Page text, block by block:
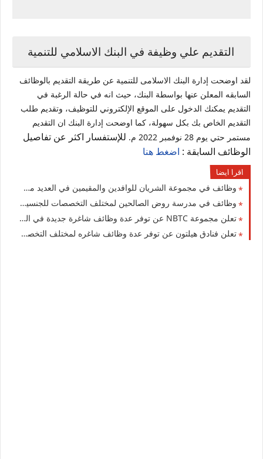
التقديم علي وظيفة في البنك الاسلامي للتنمية
لقد اوضحت إدارة البنك الاسلامى للتنمية عن طريقة التقديم بالوظائف
السابقه المعلن عنها بواسطة البنك، حيث انه في حالة الرغبة في
التقديم يمكنك الدخول على الموقع الإلكتروني للتوظيف، وتقديم طلب
التقديم الخاص بك بكل سهولة، كما اوضحت إدارة البنك ان التقديم
مستمر حتي يوم 28 نوفمبر 2022 م.
للإستفسار اكثر عن تفاصيل
الوظائف السابقة : اضغط هنا
اقرا ايضا
وظائف في مجموعة الشريان للوافدين والمقيمين في العديد من التخصصات للجنسيين بالكويت
وظائف في مدرسة روض الصالحين لمختلف التخصصات للجنسيين للوافدين والأجانب في الكويت لعام 2026
تعلن مجموعة NBTC عن توفر عدة وظائف شاغرة جديدة في العديد من التخصصات في الكويت 2026
تعلن فنادق هيلتون عن توفر عدة وظائف شاغره لمختلف التخصصات في الكويت